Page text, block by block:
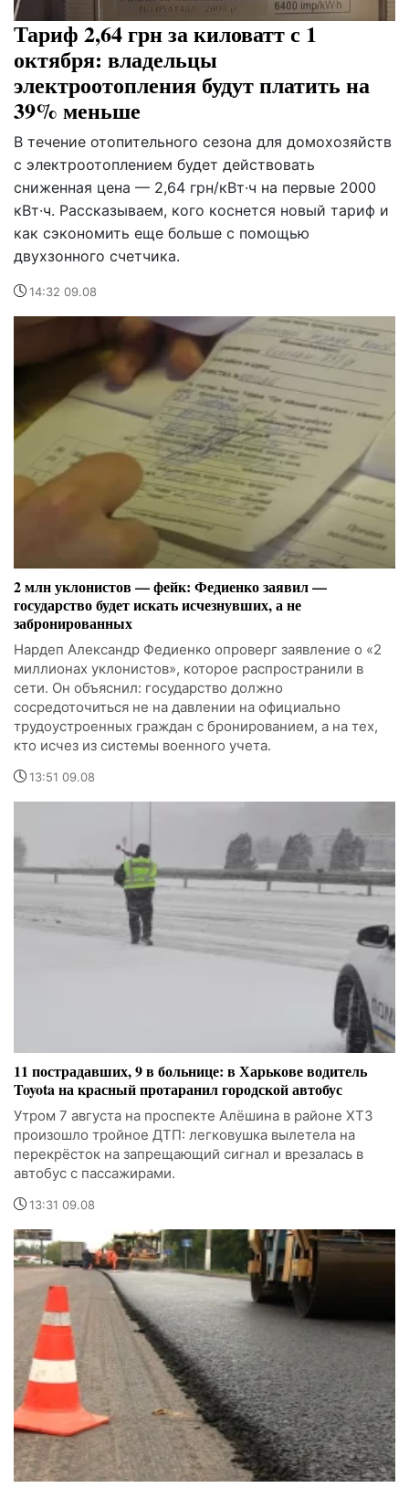
Тариф 2,64 грн за киловатт с 1
октября: владельцы
электроотопления будут платить на
39% меньше
В течение отопительного сезона для домохозяйств
с электроотоплением будет действовать
сниженная цена — 2,64 грн/кВт·ч на первые 2000
кВт·ч. Рассказываем, кого коснется новый тариф и
как сэкономить еще больше с помощью
двухзонного счетчика.
14:32 09.08
2 млн уклонистов — фейк: Федиенко заявил —
государство будет искать исчезнувших, а не
забронированных
Нардеп Александр Федиенко опроверг заявление о «2
миллионах уклонистов», которое распространили в
сети. Он объяснил: государство должно
сосредоточиться не на давлении на официально
трудоустроенных граждан с бронированием, а на тех,
кто исчез из системы военного учета.
13:51 09.08
11 пострадавших, 9 в больнице: в Харькове водитель
Toyota на красный протаранил городской автобус
Утром 7 августа на проспекте Алёшина в районе ХТЗ
произошло тройное ДТП: легковушка вылетела на
перекрёсток на запрещающий сигнал и врезалась в
автобус с пассажирами.
13:31 09.08